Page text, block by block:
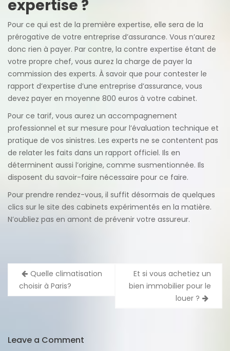
expertise ?
Pour ce qui est de la première expertise, elle sera de la
prérogative de votre entreprise d’assurance. Vous n’aurez
donc rien à payer. Par contre, la contre expertise étant de
votre propre chef, vous aurez la charge de payer la
commission des experts. À savoir que pour contester le
rapport d’expertise d’une entreprise d’assurance, vous
devez payer en moyenne 800 euros à votre cabinet.
Pour ce tarif, vous aurez un accompagnement
professionnel et sur mesure pour l’évaluation technique et
pratique de vos sinistres. Les experts ne se contentent pas
de relater les faits dans un rapport officiel. Ils en
déterminent aussi l’origine, comme susmentionnée. Ils
disposent du savoir-faire nécessaire pour ce faire.
Pour prendre rendez-vous, il suffit désormais de quelques
clics sur le site des cabinets expérimentés en la matière.
N’oubliez pas en amont de prévenir votre assureur.
Navigation
de
l’article
Quelle climatisation
choisir à Paris?
Et si vous achetiez un
bien immobilier pour le
louer ?
Leave a Comment